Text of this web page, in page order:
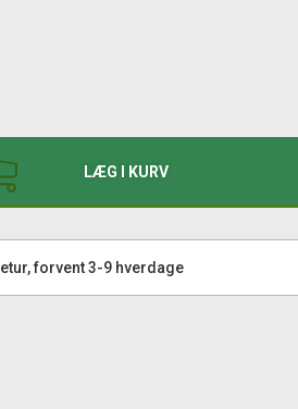
LÆG I KURV
forvent 3-9 hverdage